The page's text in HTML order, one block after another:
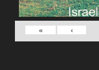
›
»